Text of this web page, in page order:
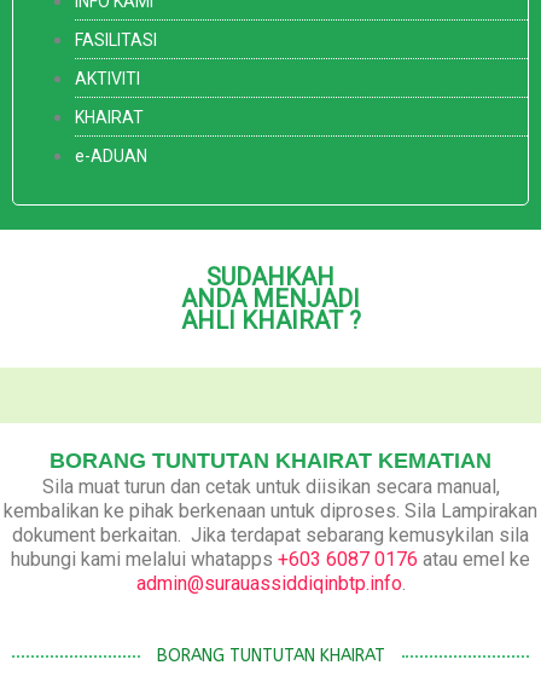
FASILITASI
AKTIVITI
KHAIRAT
e-ADUAN
SUDAHKAH
ANDA MENJADI
AHLI KHAIRAT ?
BORANG TUNTUTAN KHAIRAT KEMATIAN
Sila muat turun dan cetak untuk diisikan secara manual,
kembalikan ke pihak berkenaan untuk diproses. Sila Lampirakan
dokument berkaitan. Jika terdapat sebarang kemusykilan sila
hubungi kami melalui whatapps +603 6087 0176 atau emel ke
admin@surauassiddiqinbtp.info.
BORANG TUNTUTAN KHAIRAT